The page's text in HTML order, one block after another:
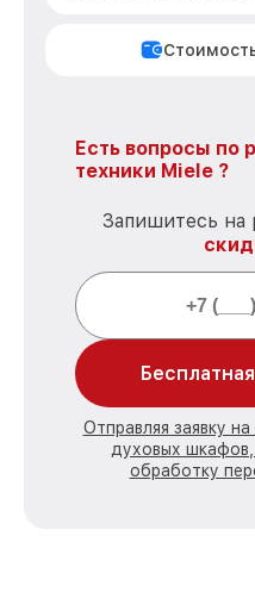
Есть вопросы по
техники Miele ?
Запишитесь на
Отправляя заявку
духовых
обработку